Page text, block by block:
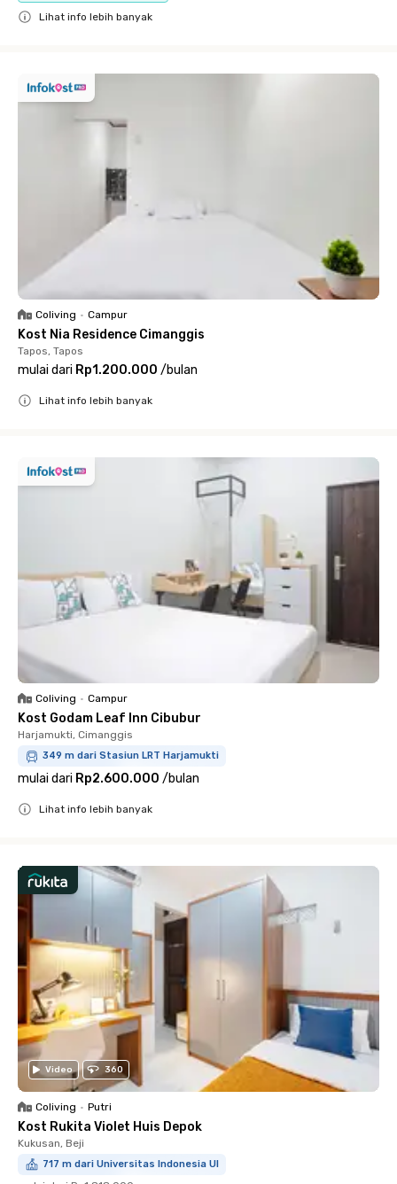
Lihat info lebih banyak
Coliving • Campur
Kost Nia Residence Cimanggis
Tapos, Tapos
mulai dari Rp1.200.000 /bulan
Lihat info lebih banyak
Coliving • Campur
Kost Godam Leaf Inn Cibubur
Harjamukti, Cimanggis
349 m dari Stasiun LRT Harjamukti
mulai dari Rp2.600.000 /bulan
Lihat info lebih banyak
Video 360
Coliving • Putri
Kost Rukita Violet Huis Depok
Kukusan, Beji
717 m dari Universitas Indonesia UI